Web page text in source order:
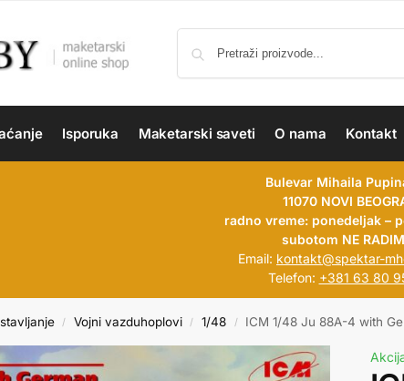
Isporuka Maketarski saveti O nama Kontakt
Bulevar Mihaila
11070 NOVI
radno vreme: ponedeljak –
subotom NE
Email: kontakt@spektar-
Telefon: +381 63 80
/ Vojni vazduhoplovi / 1/48 / ICM 1/48 Ju 88A-4 with